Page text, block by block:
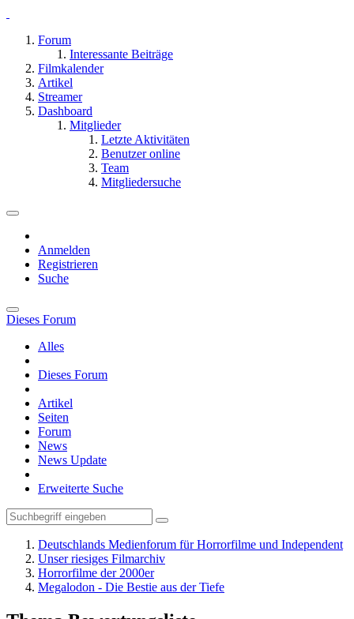
Forum
Interessante Beiträge
Filmkalender
Artikel
Streamer
Dashboard
Mitglieder
Letzte Aktivitäten
Benutzer online
Team
Mitgliedersuche
Anmelden
Registrieren
Suche
Dieses Forum
Alles
Dieses Forum
Artikel
Seiten
Forum
News
News Update
Erweiterte Suche
Deutschlands Medienforum für Horrorfilme und Independent
Unser riesiges Filmarchiv
Horrorfilme der 2000er
Megalodon - Die Bestie aus der Tiefe